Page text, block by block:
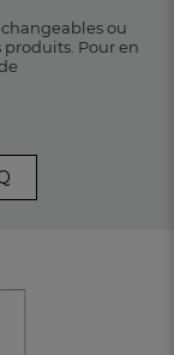
ou
Pour en